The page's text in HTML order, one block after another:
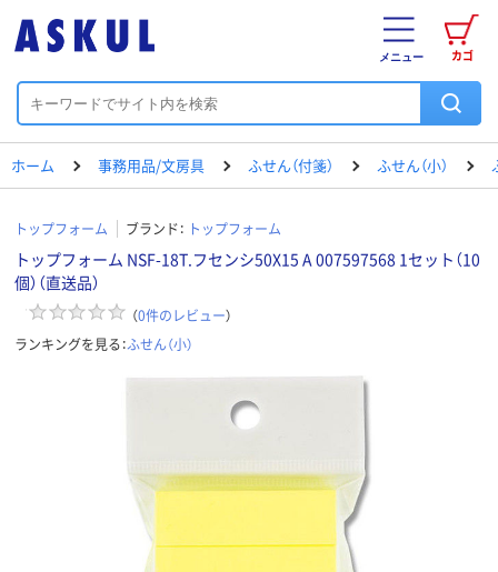
カゴ
メニュー
ホーム 事務用品/文房具 ふせん（付箋） ふせん（小）
トップフォーム ブランド： トップフォーム
トップフォーム NSF-18T.フセンシ50X15 A 007597568 1セット（10
個）（直送品）
（0件のレビュー）
ランキングを見る：ふせん（小）